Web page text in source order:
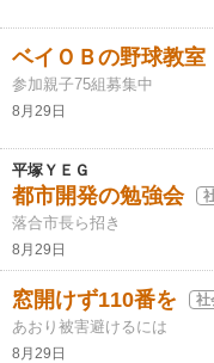
ベイＯＢの野球教室
参加親子75組募集中
8月29日
平塚ＹＥＧ
都市開発の勉強会
落合市長ら招き
8月29日
窓開けず110番を 社
あおり被害避けるには
8月29日